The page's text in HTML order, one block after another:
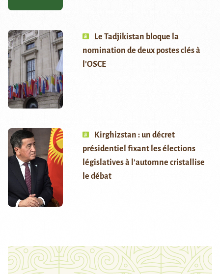
Le Tadjikistan bloque la
nomination de deux postes clés à
l’OSCE
Kirghizstan : un décret
présidentiel fixant les élections
législatives à l’automne cristallise
le débat